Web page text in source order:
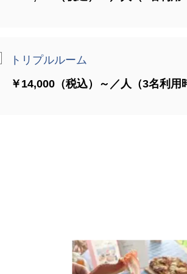
トリプルルーム
￥14,000（税込）～／人（3名利用